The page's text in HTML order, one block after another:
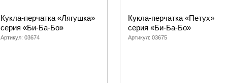
Кукла-перчатка «Лягушка»
серия «Би-Ба-Бо»
Артикул: 03674
Кукла-перчатка «Петух»
серия «Би-Ба-Бо»
Артикул: 03675